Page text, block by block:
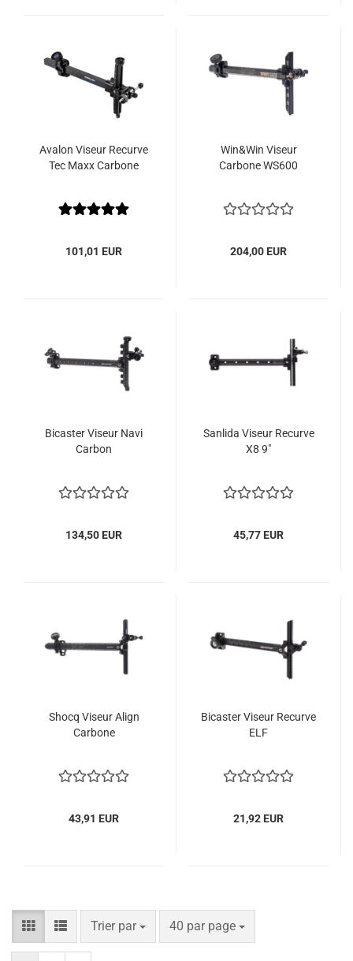
Avalon Viseur Recurve
Tec Maxx Carbone
101,01 EUR
Win&Win Viseur
Carbone WS600
204,00 EUR
Bicaster Viseur Navi
Carbon
134,50 EUR
Sanlida Viseur Recurve
X8 9"
45,77 EUR
Shocq Viseur Align
Carbone
43,91 EUR
Bicaster Viseur Recurve
ELF
21,92 EUR
Trier par
Trier par 40 par page
par page